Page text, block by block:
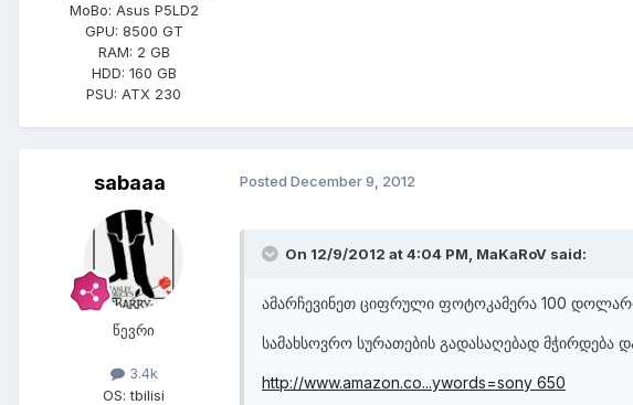
MoBo: Asus P5LD2
GPU: 8500 GT
RAM: 2 GB
HDD: 160 GB
PSU: ATX 230
sabaaa
წევრი
3.4k
OS:tbilisi
Posted December 9, 2012
On 12/9/2012 at 4:04 PM, MaKaRoV said:
ამარჩევინეთ ციფრული ფოტოკამერა 100
სამახსოვრო სურათების გადასაღებად მჭირდება
http://www.amazon.co...ywords=sony 650